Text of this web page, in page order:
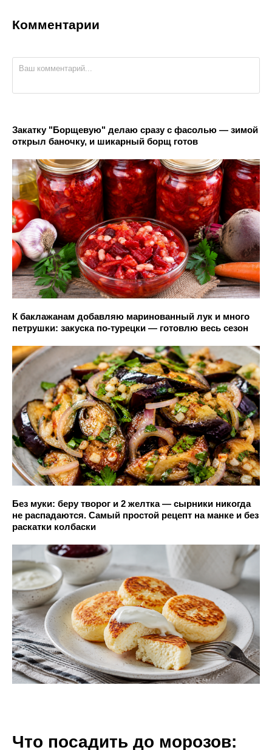
Комментарии
Закатку "Борщевую" делаю сразу с фасолью — зимой
открыл баночку, и шикарный борщ готов
К баклажанам добавляю маринованный лук и много
петрушки: закуска по-турецки — готовлю весь сезон
Без муки: беру творог и 2 желтка — сырники никогда
не распадаются. Самый простой рецепт на манке и без
раскатки колбаски
Что посадить до морозов: